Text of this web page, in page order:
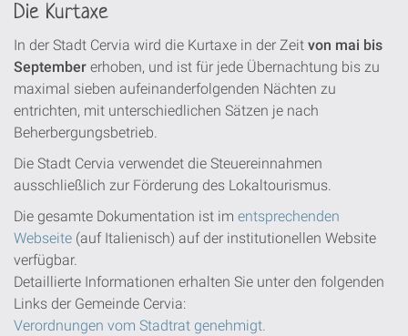
Die Kurtaxe
In der Stadt Cervia wird die Kurtaxe in der Zeit von mai bis
September erhoben, und ist für jede Übernachtung bis zu
maximal sieben aufeinanderfolgenden Nächten zu
entrichten, mit unterschiedlichen Sätzen je nach
Beherbergungsbetrieb.
Die Stadt Cervia verwendet die Steuereinnahmen
ausschließlich zur Förderung des Lokaltourismus.
Die gesamte Dokumentation ist im entsprechenden
Webseite (auf Italienisch) auf der institutionellen Website
verfügbar.
Detaillierte Informationen erhalten Sie unter den folgenden
Links der Gemeinde Cervia:
Verordnungen vom Stadtrat genehmigt.